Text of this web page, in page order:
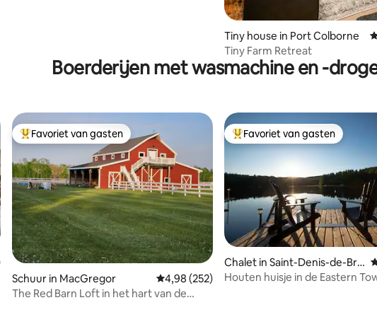
Tiny house in Port Colborne
Tiny Farm Retreat
Boerderijen met wasmachine en -
beoordeling van 5 uit 5, 218 recensies
Topfavoriet van gasten
Favoriet van gasten
Schuur in MacGregor Gemiddelde beoordeling van 4,98 uit 5, 252
4,98 (252)
The Red Barn Loft in het hart van de
Topfavoriet van gasten
Favoriet van gasten
Chalet in Saint-Denis-de-Bro
mpton
Houten huisje in de Eastern